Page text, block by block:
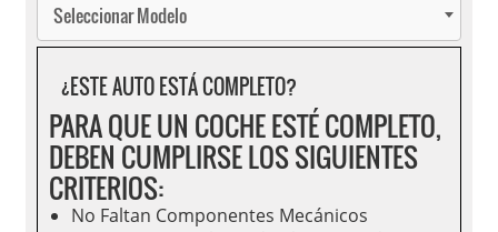
Seleccionar Modelo
¿ESTE AUTO ESTÁ COMPLETO?
PARA QUE UN COCHE ESTÉ COMPLETO,
DEBEN CUMPLIRSE LOS SIGUIENTES
CRITERIOS:
No Faltan Componentes Mecánicos